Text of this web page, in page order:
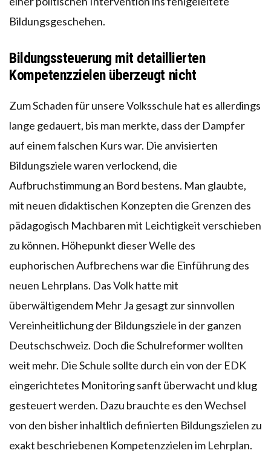
Bildungsgeschehen.
Bildungssteuerung mit detaillierten
Kompetenzzielen überzeugt nicht
Zum Schaden für unsere Volksschule hat es allerdings
lange gedauert, bis man merkte, dass der Dampfer
auf einem falschen Kurs war. Die anvisierten
Bildungsziele waren verlockend, die
Aufbruchstimmung an Bord bestens. Man glaubte,
mit neuen didaktischen Konzepten die Grenzen des
pädagogisch Machbaren mit Leichtigkeit verschieben
zu können. Höhepunkt dieser Welle des
euphorischen Aufbrechens war die Einführung des
neuen Lehrplans. Das Volk hatte mit
überwältigendem Mehr Ja gesagt zur sinnvollen
Vereinheitlichung der Bildungsziele in der ganzen
Deutschschweiz. Doch die Schulreformer wollten
weit mehr. Die Schule sollte durch ein von der EDK
eingerichtetes Monitoring sanft überwacht und klug
gesteuert werden. Dazu brauchte es den Wechsel
von den bisher inhaltlich definierten Bildungszielen zu
exakt beschriebenen Kompetenzzielen im Lehrplan.